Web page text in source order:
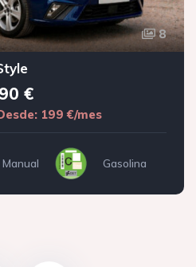
8
€
199 €/mes
Manual Gasolina